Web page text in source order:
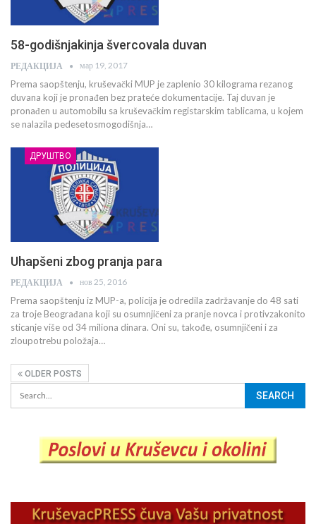
58-godišnjakinja švercovala duvan
РЕДАКЦИЈА мар 19, 2017
Prema saopštenju, kruševački MUP je zaplenio 30 kilograma rezanog
duvana koji je pronađen bez prateće dokumentacije. Taj duvan je
pronađen u automobilu sa kruševačkim registarskim tablicama, u kojem
se nalazila pedesetosmogodišnja…
ДРУШТВО
Uhapšeni zbog pranja para
РЕДАКЦИЈА нов 25, 2016
Prema saopštenju iz MUP-a, policija je odredila zadržavanje do 48 sati
za troje Beograđana koji su osumnjičeni za pranje novca i protivzakonito
sticanje više od 34 miliona dinara. Oni su, takođe, osumnjičeni i za
zloupotrebu položaja…
OLDER POSTS